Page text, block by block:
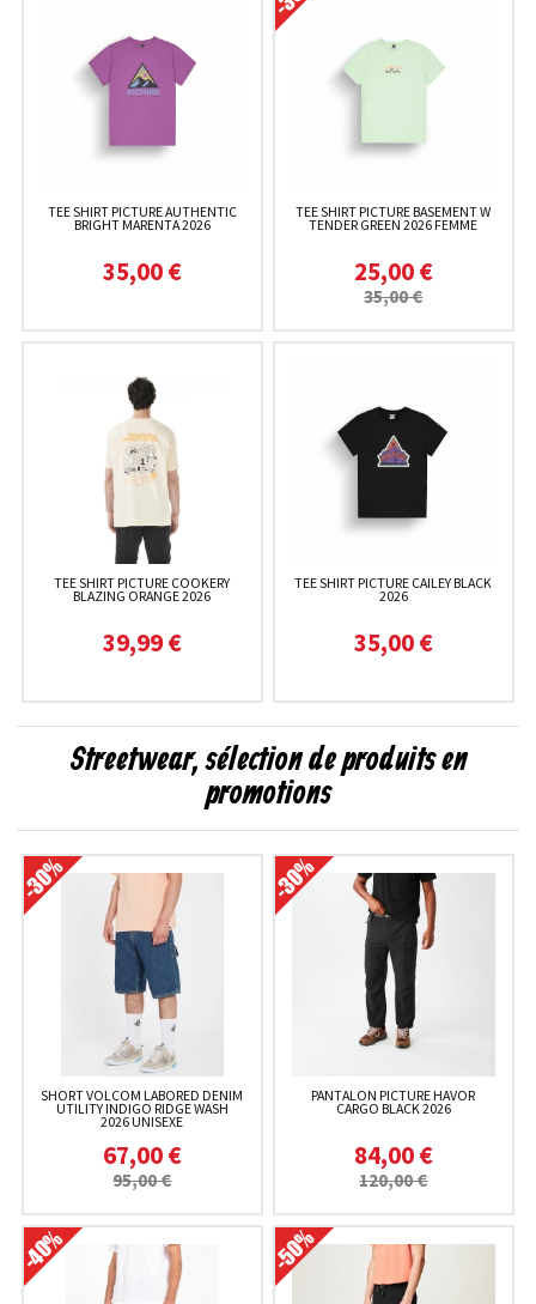
TEE SHIRT PICTURE AUTHENTIC
BRIGHT MARENTA 2026
35,00 €
TEE SHIRT PICTURE BASEMENT W
TENDER GREEN 2026 FEMME
25,00 €
35,00 €
TEE SHIRT PICTURE COOKERY
BLAZING ORANGE 2026
39,99 €
TEE SHIRT PICTURE CAILEY BLACK
2026
35,00 €
Streetwear, sélection de produits en
promotions
SHORT VOLCOM LABORED DENIM
UTILITY INDIGO RIDGE WASH
2026 UNISEXE
67,00 €
95,00 €
PANTALON PICTURE HAVOR
CARGO BLACK 2026
84,00 €
120,00 €